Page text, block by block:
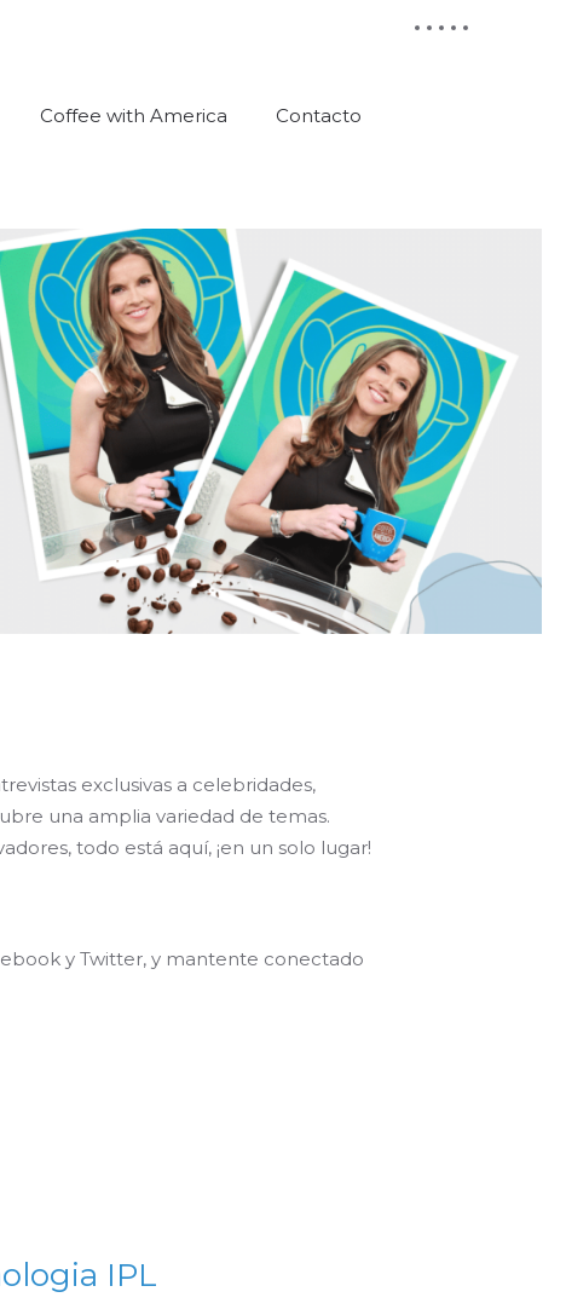
Coffee with America Contacto
exclusivas a celebridades,
una amplia variedad de temas.
todo está aquí, ¡en un solo lugar!
y Twitter, y mantente conectado
IPL